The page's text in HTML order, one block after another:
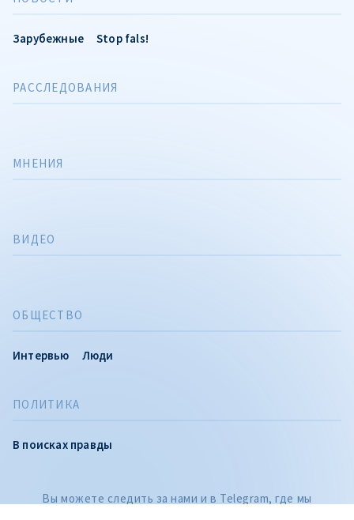
Зарубежные Stop fals!
ПОЛИТИКА
В поисках правды
РАССЛЕДОВАНИЯ
ОБЩЕСТВО
Интервью Люди
МНЕНИЯ
ВИДЕО
Вы можете следить за нами и в Telegram, где мы